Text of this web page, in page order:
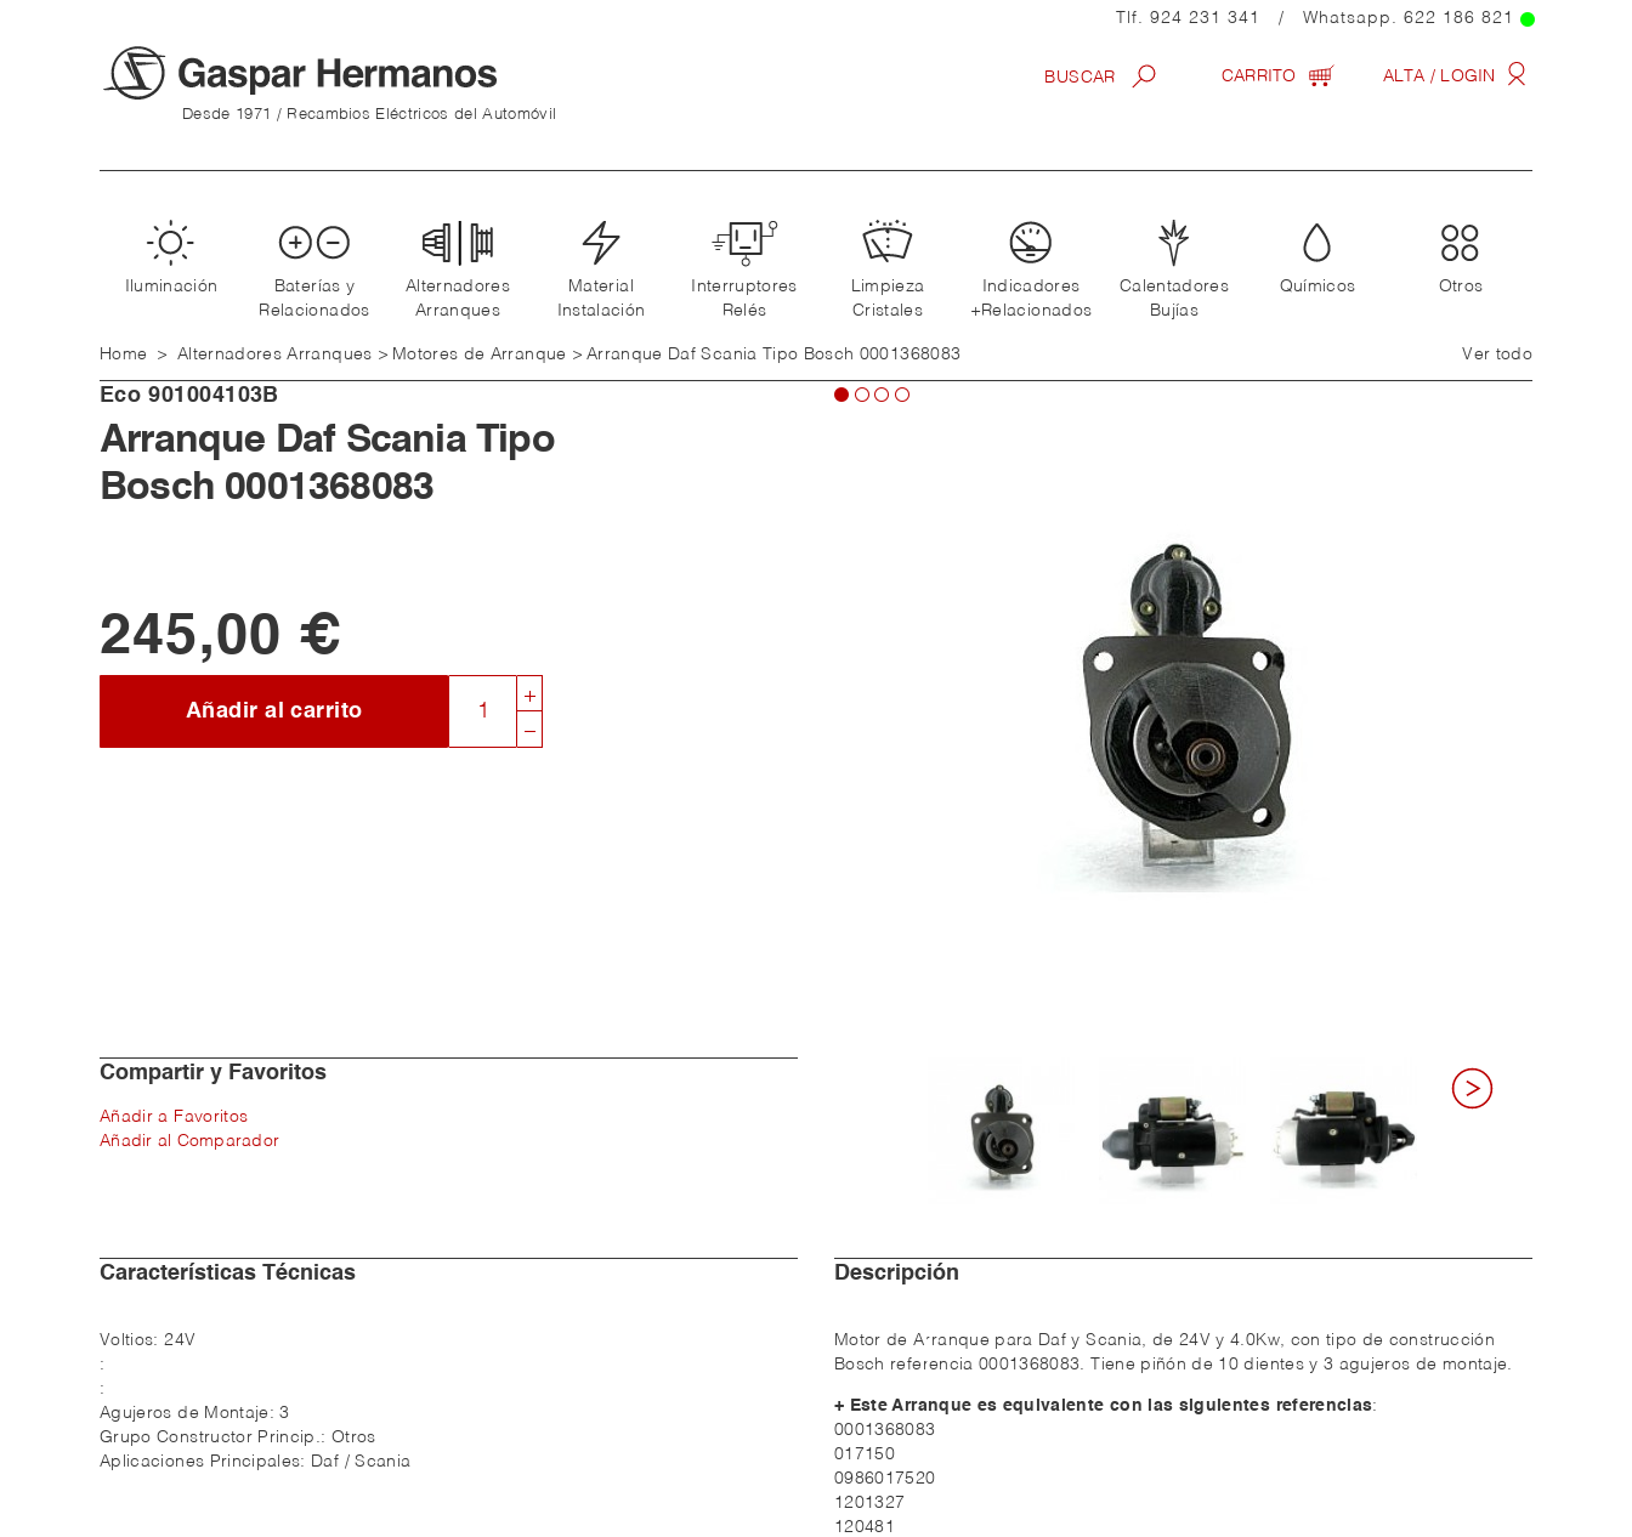
Tlf. 924 231 341 / Whatsapp. 622 186 821
Desde 1971 / Recambios Eléctricos del Automóvil
ALTA / LOGIN
CARRITO
Iluminación
Baterías y
Relacionados
Alternadores
Arranques
Material
Instalación
Interruptores
Relés
Limpieza
Cristales
Indicadores
+Relacionados
Calentadores
Bujías
Químicos Otros
Ver todo
Home > Alternadores Arranques > Motores de Arranque > Arranque Daf Scania Tipo Bosch 0001368083
Eco 901004103B
Arranque Daf Scania Tipo
Bosch 0001368083
245,00 €
Añadir al carrito
Compartir y Favoritos
Añadir a Favoritos
Añadir al Comparador
Características Técnicas
Voltios:24V
:
:
Agujeros de Montaje:3
Grupo Constructor Princip.: Otros
Aplicaciones Principales: Daf / Scania
Descripción
Motor de Arranque para Daf y Scania, de 24V y 4.0Kw, con tipo de construcción
Bosch referencia 0001368083. Tiene piñón de 10 dientes y 3 agujeros de montaje.
+ Este Arranque es equivalente con las siguientes referencias:
0001368083
017150
0986017520
1201327
120481